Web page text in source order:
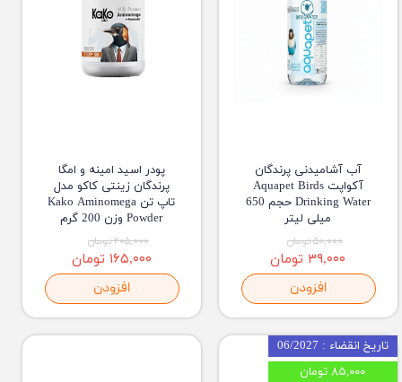
آب آشامیدنی پرندگان
آکواپت Aquapet Birds
Drinking Water حجم 650
میلی لیتر
۵۰,۰۰۰ تومان
۳۹,۰۰۰ تومان
افزودن
پودر اسید امینه و امگا
پرندگان زینتی کاکو مدل
تاپ تن Kako Aminomega
Powder وزن 200 گرم
۲۰۵,۰۰۰ تومان
۱۶۵,۰۰۰ تومان
افزودن
تاریخ انقضاء : 06/2027
۸۵,۰۰۰ تومان